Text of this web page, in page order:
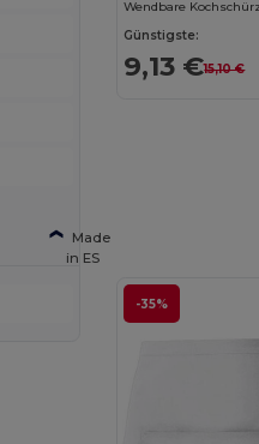
Günstigste:
9,13 €15,10 €
-35%
Made
in ES